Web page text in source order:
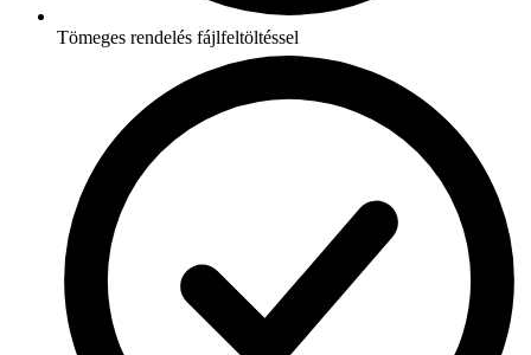
Tömeges rendelés fájlfeltöltéssel